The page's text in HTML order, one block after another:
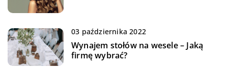
03 października 2022
Wynajem stołów na wesele – Jaką
firmę wybrać?